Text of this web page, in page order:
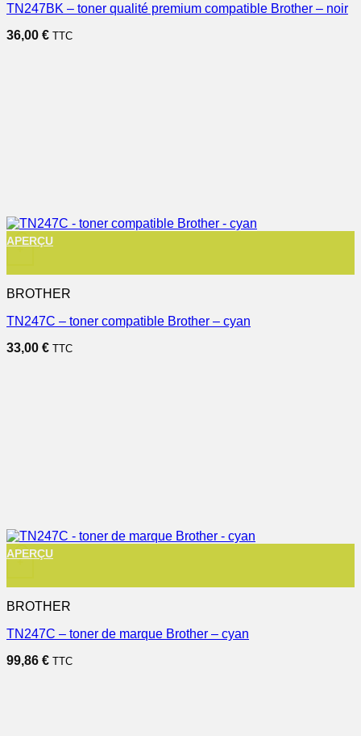
TN247BK – toner qualité premium compatible Brother – noir
36,00 € TTC
+
APERÇU
BROTHER
TN247C – toner compatible Brother – cyan
33,00 € TTC
+
APERÇU
BROTHER
TN247C – toner de marque Brother – cyan
99,86 € TTC